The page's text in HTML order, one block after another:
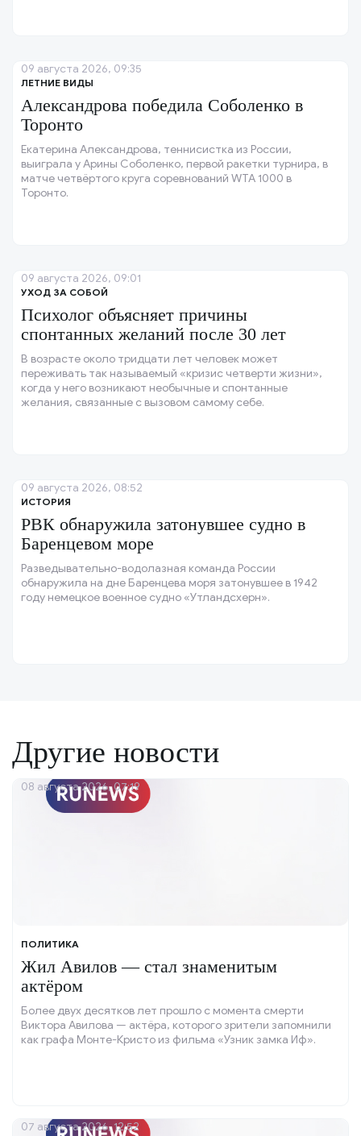
ЛЕТНИЕ ВИДЫ
Александрова победила Соболенко в
Торонто
Екатерина Александрова, теннисистка из России,
выиграла у Арины Соболенко, первой ракетки турнира, в
матче четвёртого круга соревнований WTA 1000 в
Торонто.
09 августа 2026, 09:35
УХОД ЗА СОБОЙ
Психолог объясняет причины
спонтанных желаний после 30 лет
В возрасте около тридцати лет человек может
переживать так называемый «кризис четверти жизни»,
когда у него возникают необычные и спонтанные
желания, связанные с вызовом самому себе.
09 августа 2026, 09:01
ИСТОРИЯ
РВК обнаружила затонувшее судно в
Баренцевом море
Разведывательно-водолазная команда России
обнаружила на дне Баренцева моря затонувшее в 1942
году немецкое военное судно «Утландсхерн».
09 августа 2026, 08:52
Другие новости
ПОЛИТИКА
Жил Авилов — стал знаменитым
актёром
Более двух десятков лет прошло с момента смерти
Виктора Авилова — актёра, которого зрители запомнили
как графа Монте-Кристо из фильма «Узник замка Иф».
08 августа 2026, 07:19
07 августа 2026, 12:52